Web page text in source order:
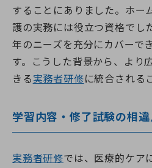
することにありました。ホー
護の実務には役立つ資格でし
年のニーズを充分にカバーで
す。こうした背景から、より
きる 実務者研修に統合される
学習内容・修了試験の相違
実務者研修では、医療的ケア